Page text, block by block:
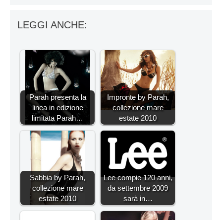
LEGGI ANCHE:
Parah presenta la
linea in edizione
limitata Parah…
Impronte by Parah,
collezione mare
estate 2010
Sabbia by Parah,
collezione mare
estate 2010
Lee compie 120 anni,
da settembre 2009
sarà in…